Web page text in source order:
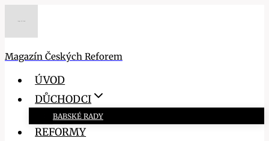
Magazín Českých Reforem
ÚVOD
DŮCHODCI
BABSKÉ RADY
REFORMY